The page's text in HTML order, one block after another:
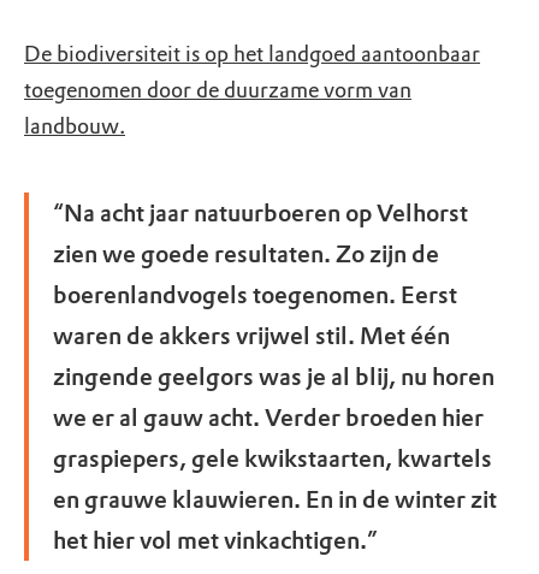
De biodiversiteit is op het landgoed aantoonbaar
toegenomen door de duurzame vorm van
landbouw.
“Na acht jaar natuurboeren op Velhorst
zien we goede resultaten. Zo zijn de
boerenlandvogels toegenomen. Eerst
waren de akkers vrijwel stil. Met één
zingende geelgors was je al blij, nu horen
we er al gauw acht. Verder broeden hier
graspiepers, gele kwikstaarten, kwartels
en grauwe klauwieren. En in de winter zit
het hier vol met vinkachtigen.”